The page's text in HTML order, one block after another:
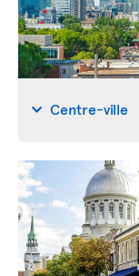
Centre-ville